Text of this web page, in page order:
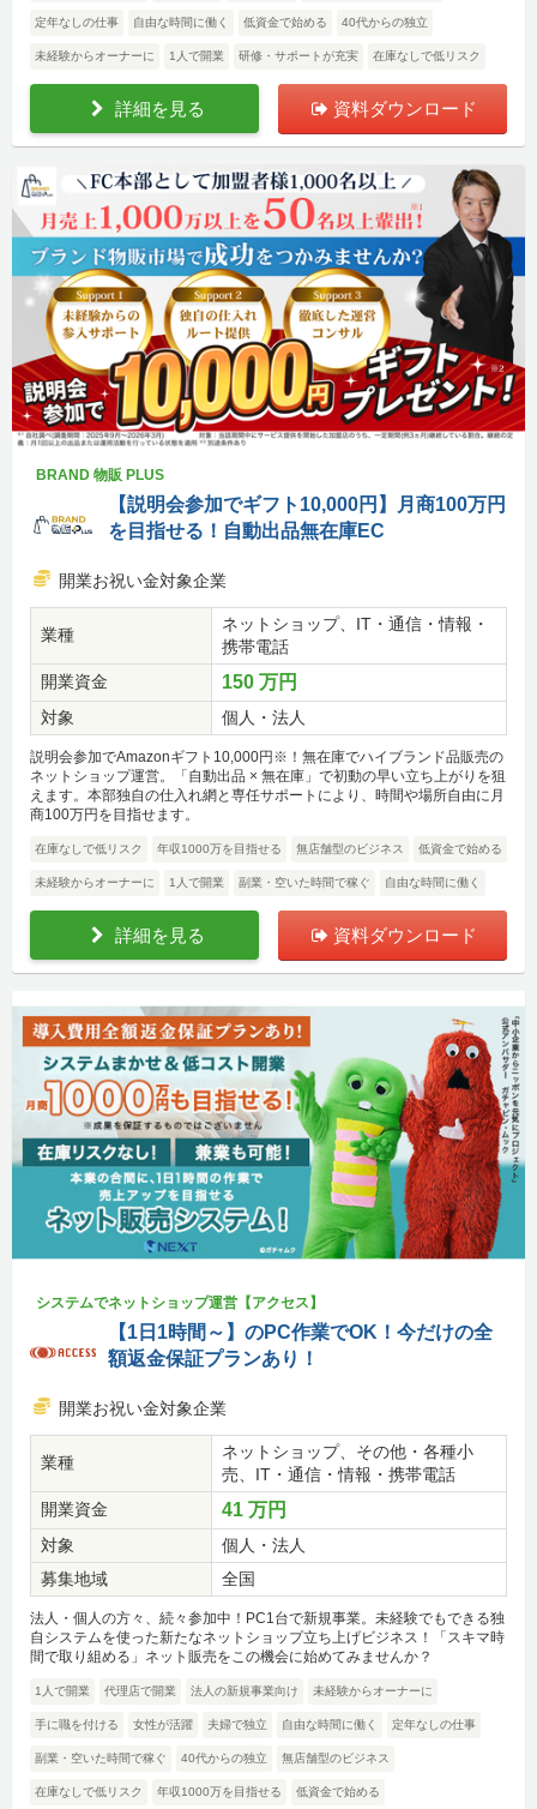
定年なしの仕事 自由な時間に働く 低資金で始める 40代からの独立
未経験からオーナーに 1人で開業 研修・サポートが充実 在庫なしで低リスク
詳細を見る 資料ダウンロード
BRAND 物販 PLUS
【説明会参加でギフト10,000円】月商100万円
を目指せる！自動出品無在庫EC
開業お祝い金対象企業
業種
ネットショップ、IT・通信・情報・
携帯電話
開業資金
150 万円
対象 個人・法人
説明会参加でAmazonギフト10,000円※！無在庫でハイブランド品販売の
ネットショップ運営。「自動出品 × 無在庫」で初動の早い立ち上がりを狙
えます。本部独自の仕入れ網と専任サポートにより、時間や場所自由に月
商100万円を目指せます。
在庫なしで低リスク 年収1000万を目指せる 無店舗型のビジネス 低資金で始める
未経験からオーナーに 1人で開業 副業・空いた時間で稼ぐ 自由な時間に働く
詳細を見る 資料ダウンロード
システムでネットショップ運営【アクセス】
【1日1時間～】のPC作業でOK！今だけの全
額返金保証プランあり！
開業お祝い金対象企業
業種
ネットショップ、その他・各種小
売、IT・通信・情報・携帯電話
開業資金
41 万円
対象
個人・法人
募集地域
全国
法人・個人の方々、続々参加中！PC1台で新規事業。未経験でもできる独
自システムを使った新たなネットショップ立ち上げビジネス！「スキマ時
間で取り組める」ネット販売をこの機会に始めてみませんか？
1人で開業 代理店で開業 法人の新規事業向け 未経験からオーナーに
手に職を付ける 女性が活躍 夫婦で独立 自由な時間に働く 定年なしの仕事
副業・空いた時間で稼ぐ 40代からの独立 無店舗型のビジネス
在庫なしで低リスク 年収1000万を目指せる 低資金で始める